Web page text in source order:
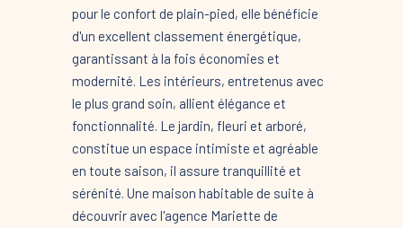
pour le confort de plain-pied, elle bénéficie
d'un excellent classement énergétique,
garantissant à la fois économies et
modernité. Les intérieurs, entretenus avec
le plus grand soin, allient élégance et
fonctionnalité. Le jardin, fleuri et arboré,
constitue un espace intimiste et agréable
en toute saison, il assure tranquillité et
sérénité. Une maison habitable de suite à
découvrir avec l'agence Mariette de